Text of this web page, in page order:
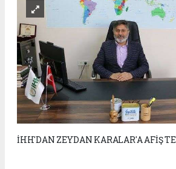
İHH'DAN ZEYDAN KARALAR'A AFİŞ